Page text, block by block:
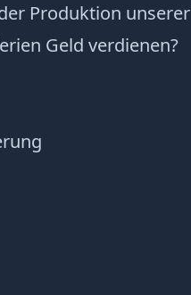
Produktion unserer
Geld verdienen?